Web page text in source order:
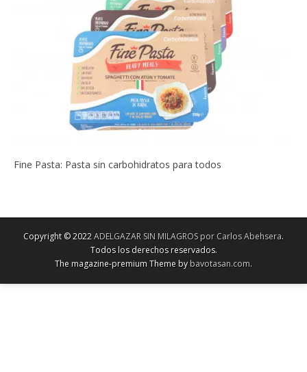
Fine Pasta: Pasta sin carbohidratos para todos
Copyright © 2022ADELGAZAR SIN MILAGROS por Carlos Abehsera.
Todos los derechos reservados.
The magazine-premium Theme bybavotasan.com.